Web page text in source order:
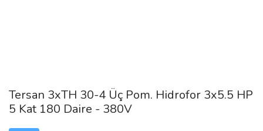
Tersan 3xTH 30-4 Üç Pom. Hidrofor 3x5.5 HP
5 Kat 180 Daire - 380V